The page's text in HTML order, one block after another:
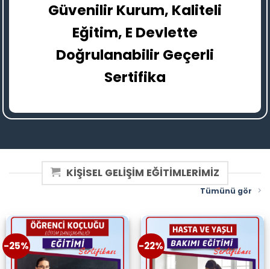
Güvenilir Kurum, Kaliteli
Eğitim, E Devlette
Doğrulanabilir Geçerli
Sertifika
KİŞİSEL GELİŞİM EĞİTİMLERİMİZ
Tümünü gör
-25% -22%